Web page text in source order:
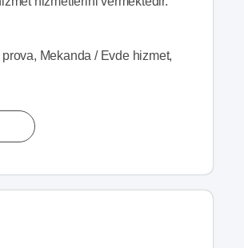
Mekanda / Evde hizmet,